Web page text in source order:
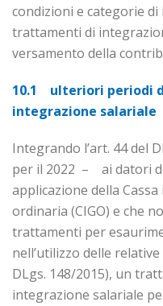
condizioni e categorie
trattamenti di
versamento della
10.1 ulteriori periodi
integrazione salariale
Integrando l’art. 44 del
per il 2022 – ai datori
applicazione della
ordinaria (CIGO) e che
trattamenti per
nell’utilizzo delle
DLgs. 148/2015), un
integrazione salariale